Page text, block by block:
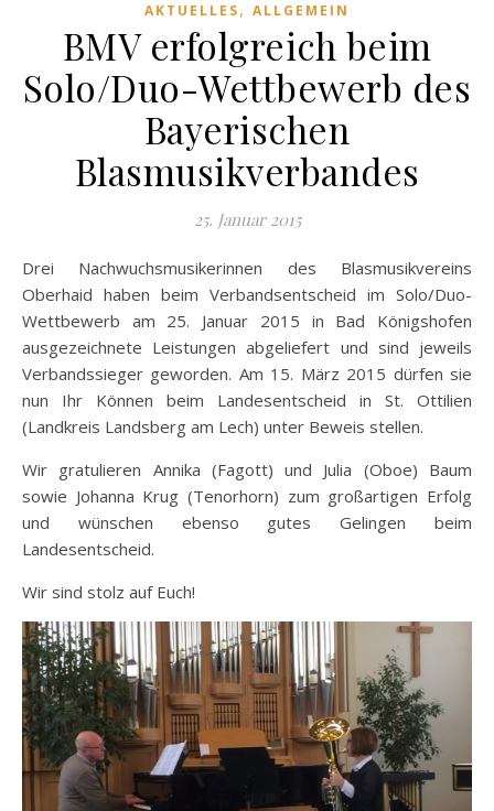
AKTUELLES, ALLGEMEIN
BMV erfolgreich beim
Solo/Duo-Wettbewerb des
Bayerischen
Blasmusikverbandes
25. Januar 2015
Drei Nachwuchsmusikerinnen des Blasmusikvereins
Oberhaid haben beim Verbandsentscheid im Solo/Duo-
Wettbewerb am 25. Januar 2015 in Bad Königshofen
ausgezeichnete Leistungen abgeliefert und sind jeweils
Verbandssieger geworden. Am 15. März 2015 dürfen sie
nun Ihr Können beim Landesentscheid in St. Ottilien
(Landkreis Landsberg am Lech) unter Beweis stellen.
Wir gratulieren Annika (Fagott) und Julia (Oboe) Baum
sowie Johanna Krug (Tenorhorn) zum großartigen Erfolg
und wünschen ebenso gutes Gelingen beim
Landesentscheid.
Wir sind stolz auf Euch!